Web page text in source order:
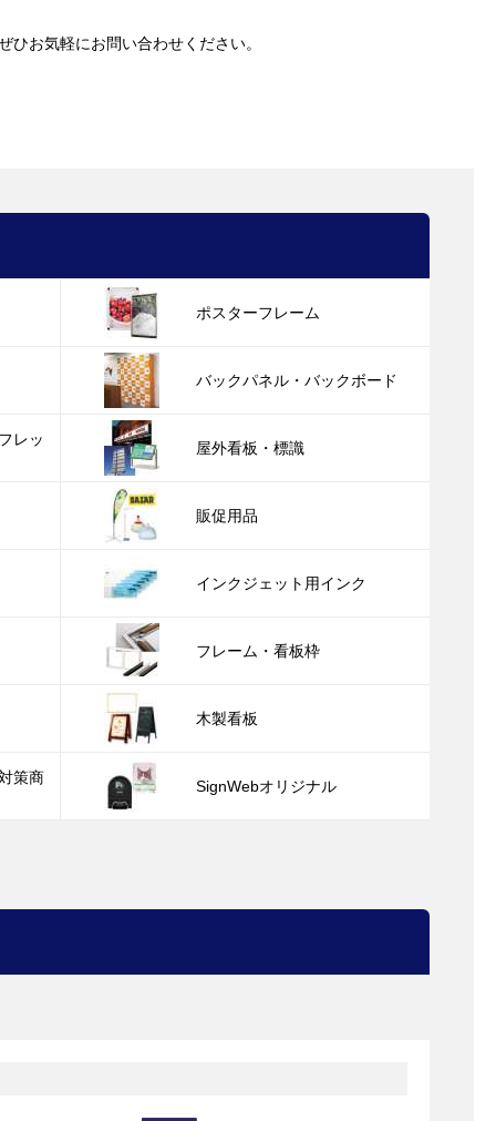
お気軽にお問い合わせください。
ポスターフレーム
バックパネル・バックボード
レッ
屋外看板・標識
販促用品
インクジェット用インク
フレーム・看板枠
木製看板
策商
SignWebオリジナル